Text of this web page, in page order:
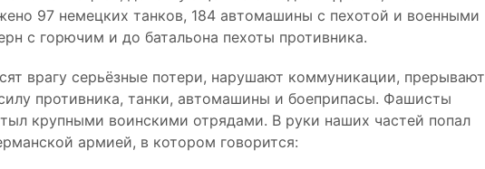
97 немецких танков, 184 автомашины с пехотой и военными
с горючим и до батальона пехоты противника.
врагу серьёзные потери, нарушают коммуникации, прерывают
противника, танки, автомашины и боеприпасы. Фашисты
крупными воинскими отрядами. В руки наших частей попал
армией, в котором говорится: